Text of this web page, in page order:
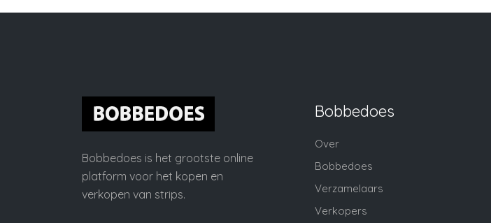
Bobbedoes is het grootste online
platform voor het kopen en
verkopen van strips.
Bobbedoes
Over
Bobbedoes
Verzamelaars
Verkopers